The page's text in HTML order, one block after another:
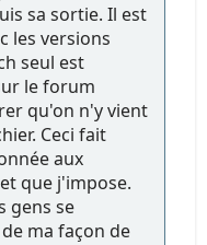
sa sortie. Il est
les versions
seul est
le forum
qu'on n'y vient
Ceci fait
aux
que j'impose.
gens se
ma façon de